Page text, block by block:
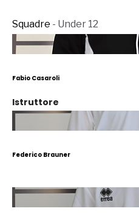
Squadre - Under 12
Fabio Casaroli
Istruttore
Federico Brauner